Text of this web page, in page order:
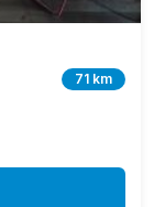
71 km